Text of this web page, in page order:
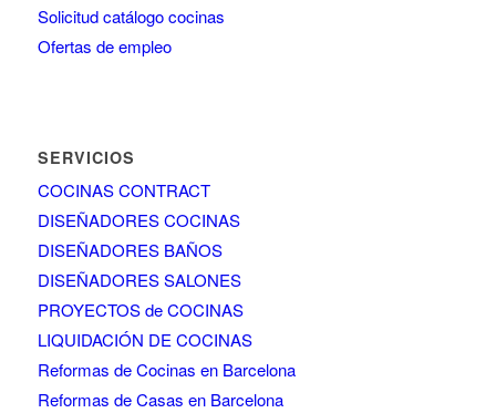
Solicitud catálogo cocinas
Ofertas de empleo
SERVICIOS
COCINAS CONTRACT
DISEÑADORES COCINAS
DISEÑADORES BAÑOS
DISEÑADORES SALONES
PROYECTOS de COCINAS
LIQUIDACIÓN DE COCINAS
Reformas de Cocinas en Barcelona
Reformas de Casas en Barcelona